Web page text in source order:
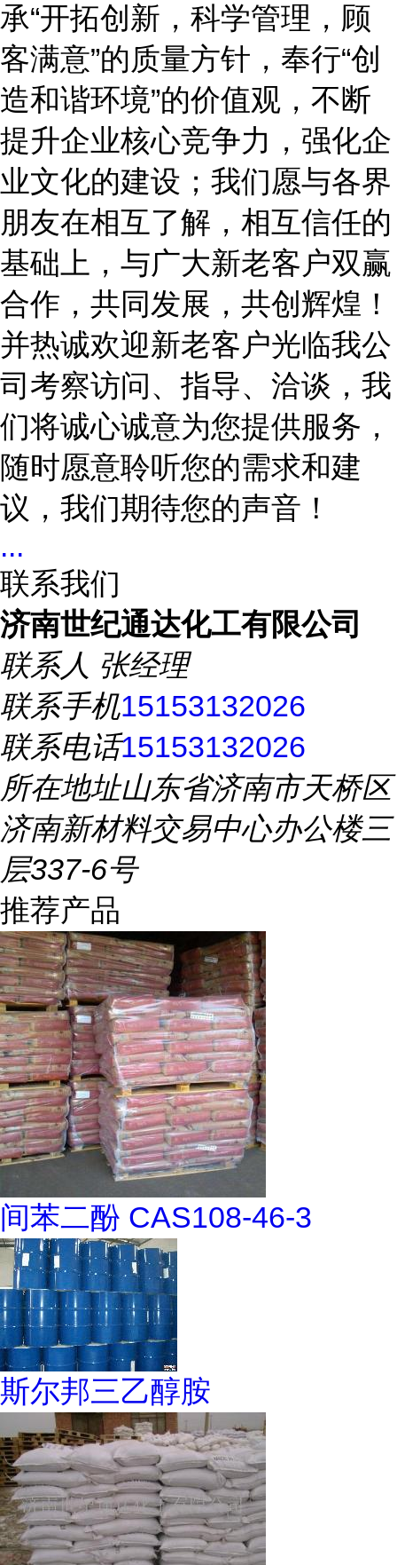
承“开拓创新，科学管理，顾
客满意”的质量方针，奉行“创
造和谐环境”的价值观，不断
提升企业核心竞争力，强化企
业文化的建设；我们愿与各界
朋友在相互了解，相互信任的
基础上，与广大新老客户双赢
合作，共同发展，共创辉煌！
并热诚欢迎新老客户光临我公
司考察访问、指导、洽谈，我
们将诚心诚意为您提供服务，
随时愿意聆听您的需求和建
议，我们期待您的声音！
...
联系我们
济南世纪通达化工有限公司
联系人 张经理
联系手机15153132026
联系电话15153132026
所在地址山东省济南市天桥区
济南新材料交易中心办公楼三
层337-6号
推荐产品
间苯二酚 CAS108-46-3
斯尔邦三乙醇胺